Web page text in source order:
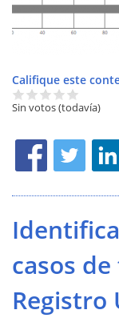
Califique este
Sin votos (todavía)
casos
Registro